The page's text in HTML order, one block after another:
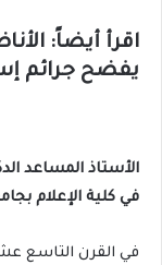
اقرأ أيضاً:
يفضح جرائم
الأستاذ المساعد
في كلية الإعلام
في القرن التاسع